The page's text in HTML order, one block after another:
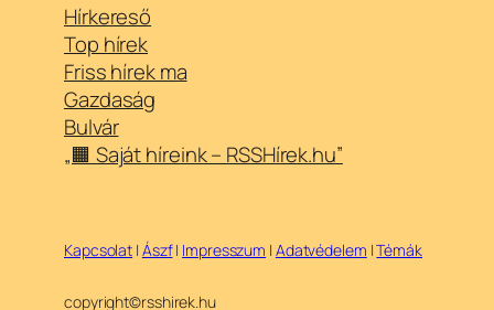
Hírkereső
Top hírek
Friss hírek ma
Gazdaság
Bulvár
„🟧 Saját híreink – RSSHírek.hu”
Kapcsolat | Ászf| Impresszum | Adatvédelem |Témák
copyright©rsshirek.hu